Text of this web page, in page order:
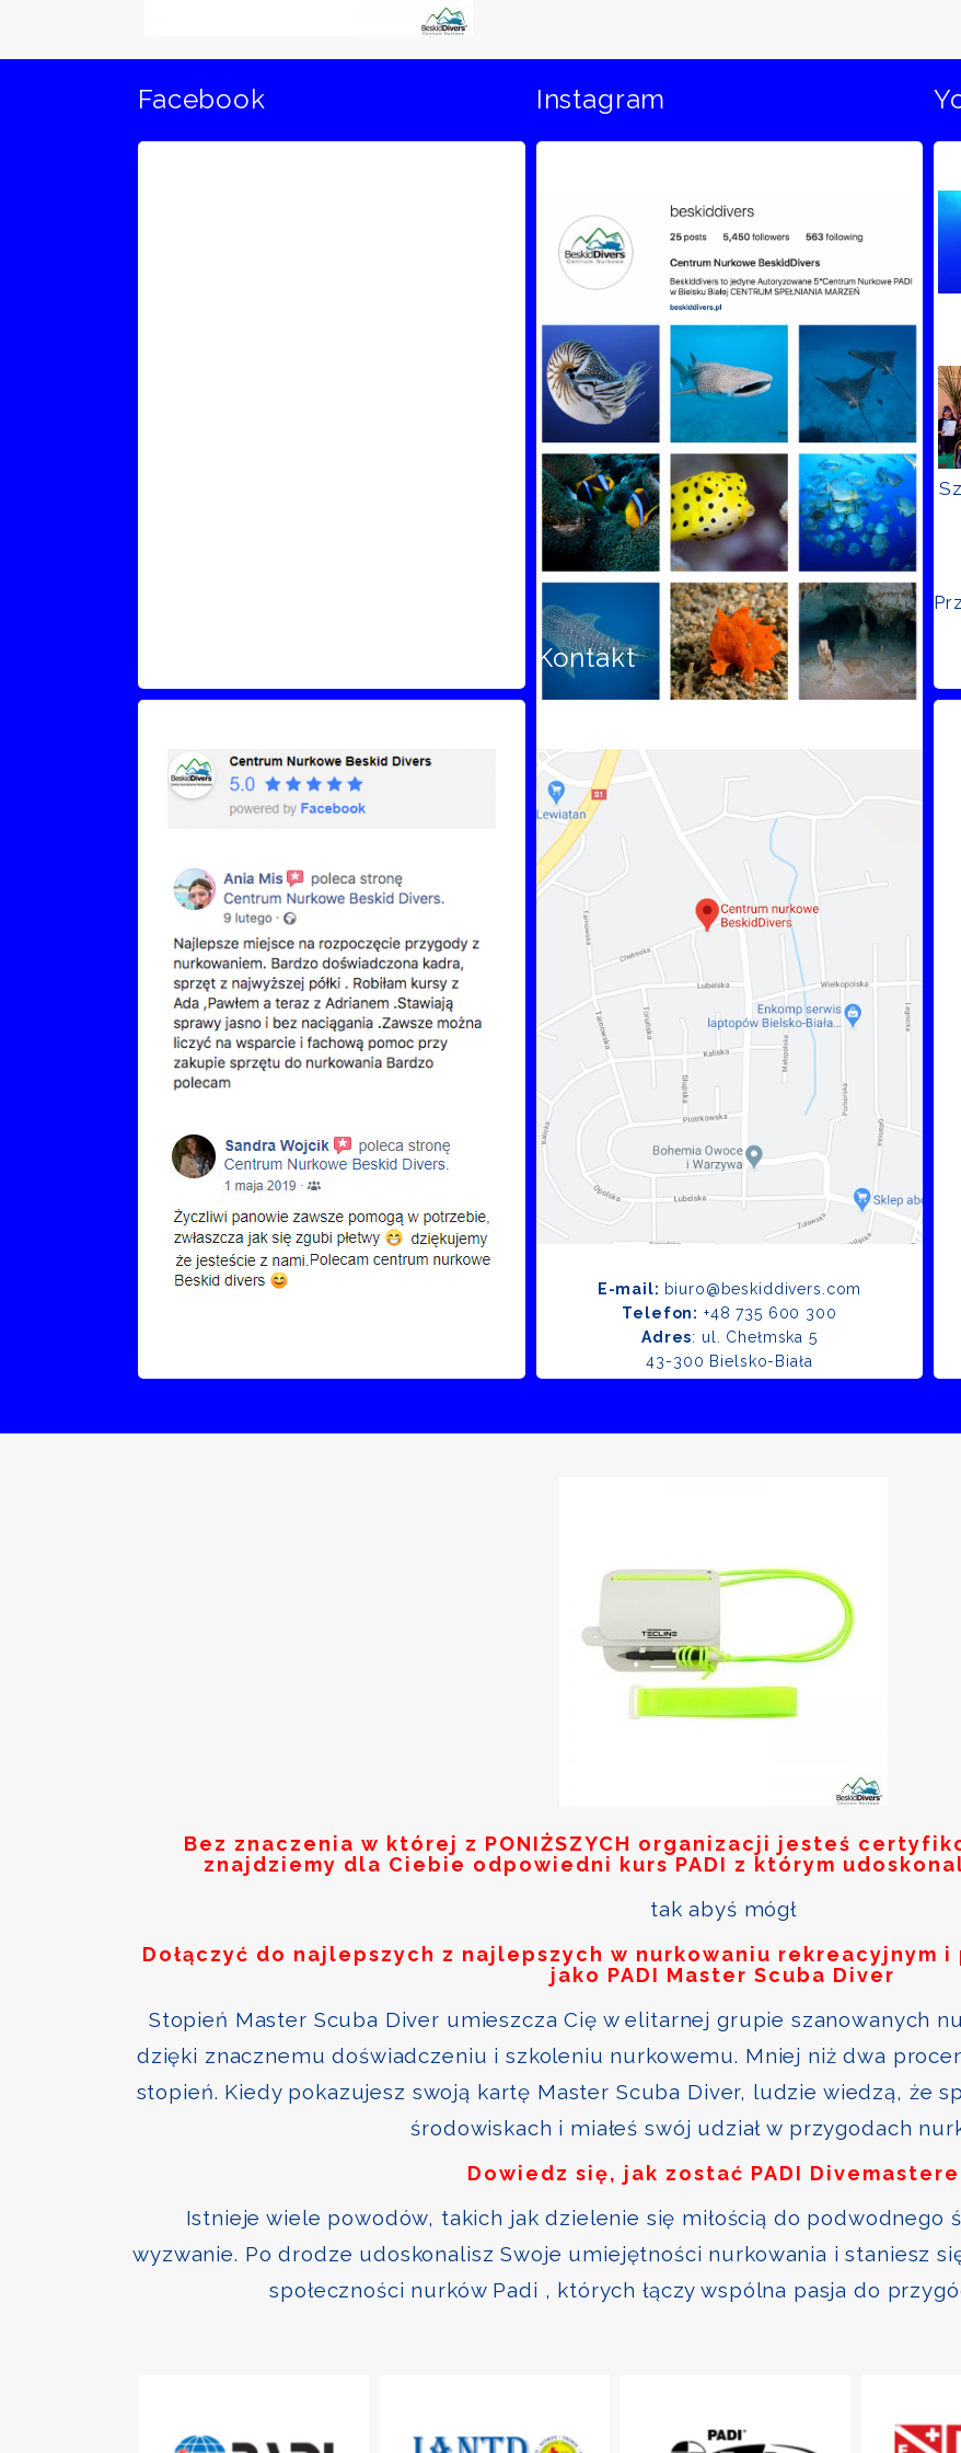
Facebook Instagram
Kontakt
E-mail: biuro@beskiddivers.com
Telefon: +48 735 600 300
Adres: ul. Chełmska 5
43-300 Bielsko-Biała
Bez znaczenia w której z PONIŻSZYCH organizacji jesteś
znajdziemy dla Ciebie odpowiedni kurs PADI z którym
tak abyś mógł
Dołączyć do najlepszych z najlepszych w nurkowaniu rekreacyjnym
jako PADI Master Scuba Diver
Stopień Master Scuba Diver umieszcza Cię w elitarnej grupie szanowanych
dzięki znacznemu doświadczeniu i szkoleniu nurkowemu. Mniej niż dwa
stopień. Kiedy pokazujesz swoją kartę Master Scuba Diver, ludzie wiedzą, że
środowiskach i miałeś swój udział w przygodach
Dowiedz się, jak zostać PADI
Istnieje wiele powodów, takich jak dzielenie się miłością do podwodnego
wyzwanie. Po drodze udoskonalisz Swoje umiejętności nurkowania i staniesz
społeczności nurków Padi , których łączy wspólna pasja do